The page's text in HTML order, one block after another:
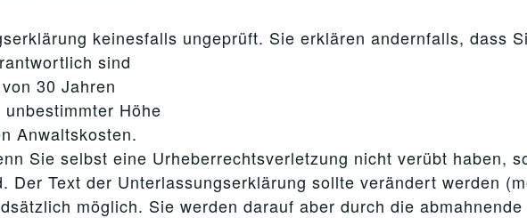
keinesfalls ungeprüft. Sie erklären andernfalls, dass
sind
30 Jahren
Höhe
Anwaltskosten.
Sie selbst eine Urheberrechtsverletzung nicht verübt haben,
Der Text der Unterlassungserklärung sollte verändert werden
möglich. Sie werden darauf aber durch die